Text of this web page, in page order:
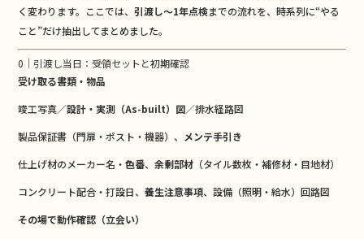
く変わります。ここでは、引渡し〜1年点検までの流れを、時系列に“やる
こと”だけ抽出してまとめました。
0｜引渡し当日：受領セットと初期確認
受け取る書類・物品
竣工写真／設計・実測（As-built）図／排水経路図
製品保証書（門扉・ポスト・機器）、 メンテ手引き
仕上げ材のメーカー名・色番、余剰部材 （タイル数枚・補修材・目地材）
コンクリート配合・打設日、養生注意事項、設備（照明・給水）回路図
その場で動作確認（立会い）